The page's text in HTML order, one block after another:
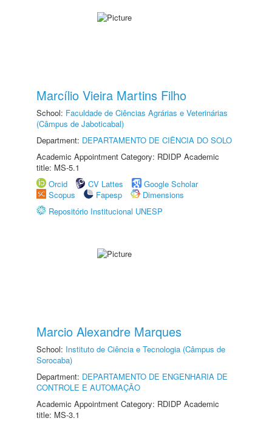
Marcílio Vieira Martins Filho
School: Faculdade de Ciências Agrárias e Veterinárias
(Câmpus de Jaboticabal)
Department: DEPARTAMENTO DE CIÊNCIA DO SOLO
Academic Appointment Category: RDIDP Academic
title: MS-5.1
Orcid
CV Lattes
Google Scholar
Scopus
Fapesp
Dimensions
Repositório Institucional UNESP
Marcio Alexandre Marques
School: Instituto de Ciência e Tecnologia (Câmpus de
Sorocaba)
Department: DEPARTAMENTO DE ENGENHARIA DE
CONTROLE E AUTOMAÇÃO
Academic Appointment Category: RDIDP Academic
title: MS-3.1